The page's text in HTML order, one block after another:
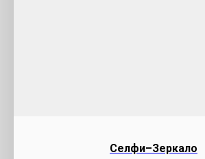
Селфи–Зеркало